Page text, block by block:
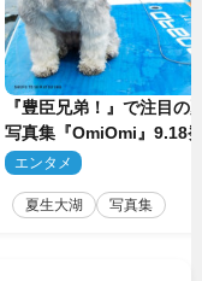
『豊臣兄弟！』で注目の
写真集『OmiOmi』9.18
行カット解禁
エンタメ
夏生大湖 写真集